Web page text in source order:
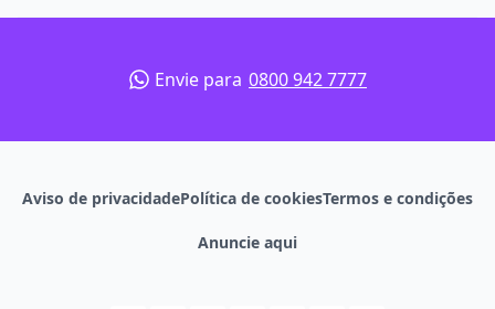
Envie para 0800 942 7777
Aviso de privacidadePolítica de cookiesTermos e condições
Anuncie aqui